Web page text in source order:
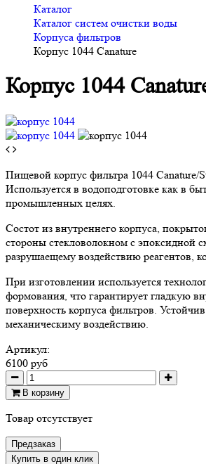
Каталог
Каталог систем очистки воды
Корпуса фильтров
Корпус 1044 Canature
Корпус 1044
Пищевой корпус фильтра 1044 Canature/
Используется в водоподготовке как в
промышленных целях.
Состот из внутреннего корпуса,
стороны стекловолокном с эпоксидной
разрушаещему воздействию реагентов,
При изготовлении используется
формования, что гарантирует гладкую
поверхность корпуса фильтров.
механическиму воздействию.
Артикул:
6100 руб
В корзину
Товар отсутствует
Предзаказ
Купить в один клик